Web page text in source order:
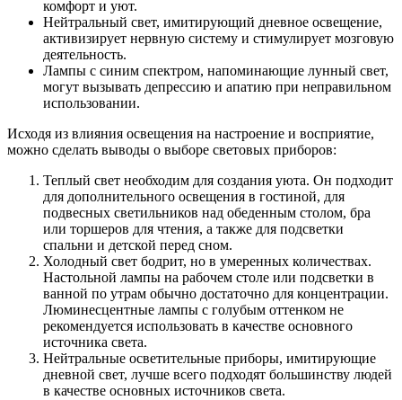
комфорт и уют.
Нейтральный свет, имитирующий дневное освещение,
активизирует нервную систему и стимулирует мозговую
деятельность.
Лампы с синим спектром, напоминающие лунный свет,
могут вызывать депрессию и апатию при неправильном
использовании.
Исходя из влияния освещения на настроение и восприятие,
можно сделать выводы о выборе световых приборов:
Теплый свет необходим для создания уюта. Он подходит
для дополнительного освещения в гостиной, для
подвесных светильников над обеденным столом, бра
или торшеров для чтения, а также для подсветки
спальни и детской перед сном.
Холодный свет бодрит, но в умеренных количествах.
Настольной лампы на рабочем столе или подсветки в
ванной по утрам обычно достаточно для концентрации.
Люминесцентные лампы с голубым оттенком не
рекомендуется использовать в качестве основного
источника света.
Нейтральные осветительные приборы, имитирующие
дневной свет, лучше всего подходят большинству людей
в качестве основных источников света.